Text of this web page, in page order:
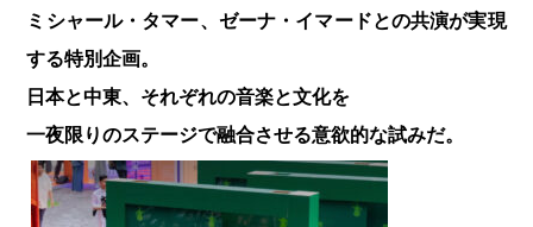
ミシャール・タマー、ゼーナ・イマードとの共演が実現
する特別企画。
日本と中東、それぞれの音楽と文化を
一夜限りのステージで融合させる意欲的な試みだ。